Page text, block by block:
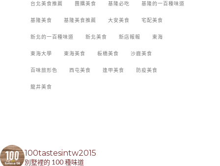
台北美食推薦 團購美食 基隆必吃 基隆的一百種味道
基隆美食 基隆美食推薦 大安美食 宅配美食
新北的一百種味道 新北美食 新店報報 東海
東海大學 東海美食 板橋美食 沙鹿美食
百味旅形色 西屯美食 逢甲美食 防疫美食
龍井美食
100tastesintw2015
別墅裡的 100 種味道